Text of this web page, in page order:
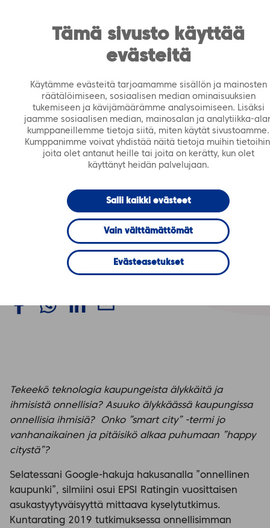
Tämä sivusto käyttää
evästeitä
Käytämme evästeitä tarjoamamme sisällön ja mainosten
räätälöimiseen, sosiaalisen median ominaisuuksien
tukemiseen ja kävijämäärämme analysoimiseen. Lisäksi
jaamme sosiaalisen median, mainosalan ja analytiikka-
kumppaneillemme tietoja siitä, miten käytät sivustoamme.
Kumppanimme voivat yhdistää näitä tietoja muihin
joita olet antanut heille tai joita on kerätty, kun olet
käyttänyt heidän palvelujaan.
Salli kaikki evästeet
Vain välttämättömät
Evästeasetukset
https://tiera.fi/name FI SV
kaupunki?
BLOGI elokuu 2020
Onko älykäs
onnellisten
ihmisten
kaupunki?
Tekeekö teknologia kaupungeista älykkäitä ja
ihmisistä onnellisia? Asuuko älykkäässä kaupungissa
onnellisia ihmisiä? Onko ”smart city” -termi jo
vanhanaikainen ja pitäisikö alkaa puhumaan ”happy
citystä”?
Selatessani Google-hakuja hakusanalla ”onnellinen
kaupunki”, silmiini osui EPSI Ratingin vuosittaisen
asukastyytyväisyyttä mittaava kyselytutkimus.
Kuntarating 2019 tutkimuksessa onnellisimman